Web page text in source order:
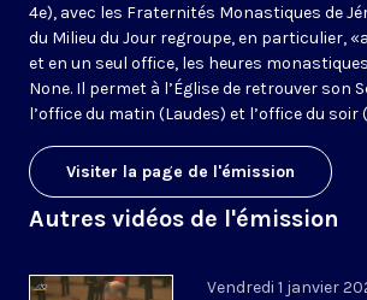
4e), avec les Fraternités Monastiques de
du Milieu du Jour regroupe, en particulier,
et en un seul office, les heures
None. Il permet à l’Église de retrouver son
l’office du matin (Laudes) et l’office du soir
Visiter la page de l'émission
Autres vidéos de l'émission
Vendredi 1 janvier